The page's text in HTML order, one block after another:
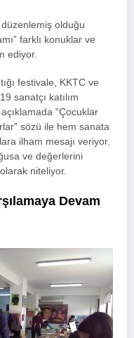
düzenlemiş olduğu
farklı konuklar ve
ediyor.
festivale, KKTC ve
sanatçı katılım
“Çocuklar
sözü ile hem sanata
ilham mesajı veriyor.
ve değerlerini
niteliyor.
Devam